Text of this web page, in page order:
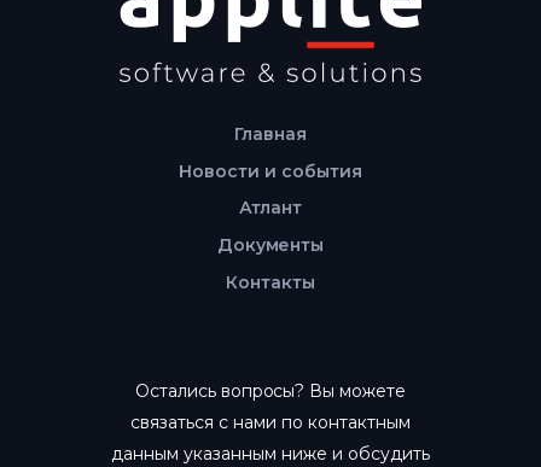
Главная
Новости и события
Атлант
Документы
Контакты
Остались вопросы? Вы можете
связаться с нами по контактным
данным указанным ниже и обсудить